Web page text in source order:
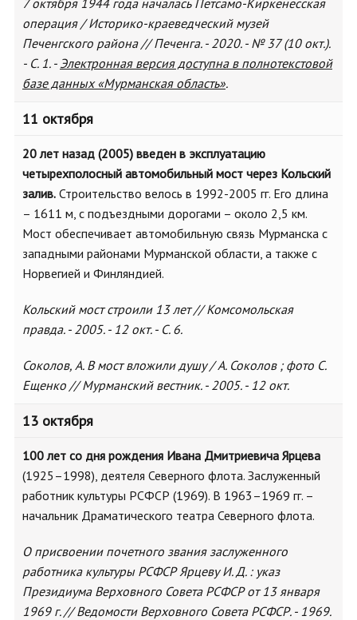
7 октября 1944 года началась Петсамо-Киркенесская
операция / Историко-краеведческий музей
Печенгского района // Печенга. - 2020. - № 37 (10 окт.).
- С. 1. - Электронная версия доступна в полнотекстовой
базе данных «Мурманская область».
11 октября
20 лет назад (2005) введен в эксплуатацию
четырехполосный автомобильный мост через Кольский
залив. Строительство велось в 1992-2005 гг. Его длина
– 1611 м, с подъездными дорогами – около 2,5 км.
Мост обеспечивает автомобильную связь Мурманска с
западными районами Мурманской области, а также с
Норвегией и Финляндией.
Кольский мост строили 13 лет // Комсомольская
правда. - 2005. - 12 окт. - С. 6.
Соколов, А. В мост вложили душу / А. Соколов ; фото С.
Ещенко // Мурманский вестник. - 2005. - 12 окт.
13 октября
100 лет со дня рождения Ивана Дмитриевича Ярцева
(1925–1998), деятеля Северного флота. Заслуженный
работник культуры РСФСР (1969). В 1963–1969 гг. –
начальник Драматического театра Северного флота.
О присвоении почетного звания заслуженного
работника культуры РСФСР Ярцеву И. Д. : указ
Президиума Верховного Совета РСФСР от 13 января
1969 г. // Ведомости Верховного Совета РСФСР. - 1969.